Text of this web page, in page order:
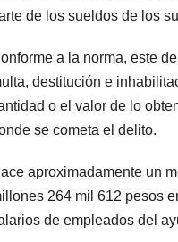
de los sueldos de los
a la norma, este
destitución e
o el valor de lo
se cometa el delito.
aproximadamente un
264 mil 612 pesos
de empleados del